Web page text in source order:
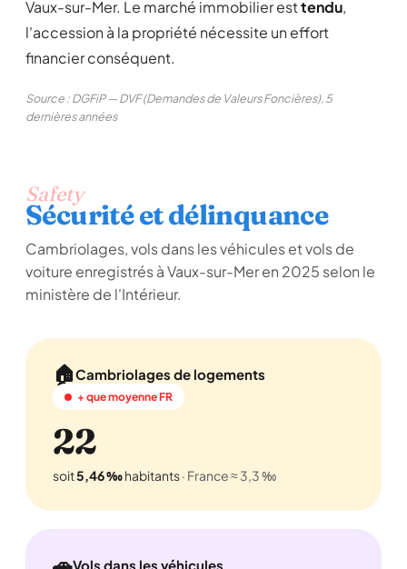
Vaux-sur-Mer. Le marché immobilier esttendu,
l'accession à la propriété nécessite un effort
financier conséquent.
Source : DGFiP — DVF (Demandes de Valeurs Foncières), 5
dernières années
Safety
Sécurité et délinquance
Cambriolages, vols dans les véhicules et vols de
voiture enregistrés à Vaux-sur-Mer en 2025 selon le
ministère de l'Intérieur.
🏠Cambriolages de logements
+ que moyenne FR
22
soit5,46 ‰habitants· France ≈ 3,3 ‰
Vols dans les véhicules